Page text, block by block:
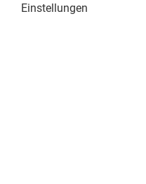
Einstellungen